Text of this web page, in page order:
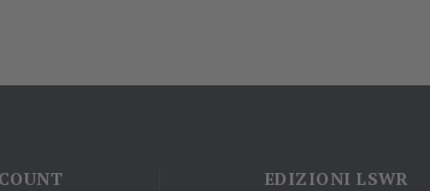
EDIZIONI LSWR